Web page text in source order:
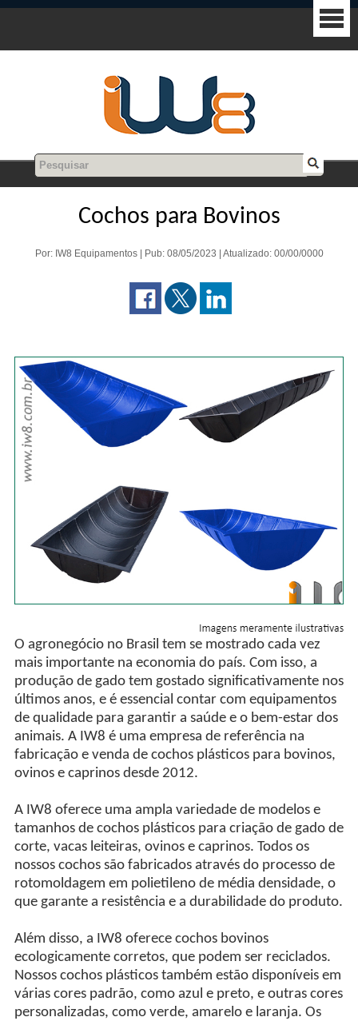
Cochos para Bovinos
Por: IW8 Equipamentos | Pub: 08/05/2023 | Atualizado: 00/00/0000
O agronegócio no Brasil tem se mostrado cada vez
mais importante na economia do país. Com isso, a
produção de gado tem gostado significativamente nos
últimos anos, e é essencial contar com equipamentos
de qualidade para garantir a saúde e o bem-estar dos
animais. A IW8 é uma empresa de referência na
fabricação e venda de cochos plásticos para bovinos,
ovinos e caprinos desde 2012.
A IW8 oferece uma ampla variedade de modelos e
tamanhos de cochos plásticos para criação de gado de
corte, vacas leiteiras, ovinos e caprinos. Todos os
nossos cochos são fabricados através do processo de
rotomoldagem em polietileno de média densidade, o
que garante a resistência e a durabilidade do produto.
Além disso, a IW8 oferece cochos bovinos
ecologicamente corretos, que podem ser reciclados.
Nossos cochos plásticos também estão disponíveis em
várias cores padrão, como azul e preto, e outras cores
personalizadas, como verde, amarelo e laranja. Os